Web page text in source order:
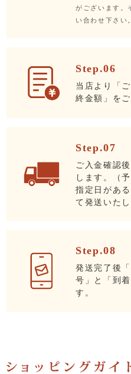
がございます。
い合わせ下さい
Step.06
当店より「
終金額」を
Step.07
ご入金確認
します。（
指定日があ
て発送いたし
Step.08
発送完了後
号」と「到
す。